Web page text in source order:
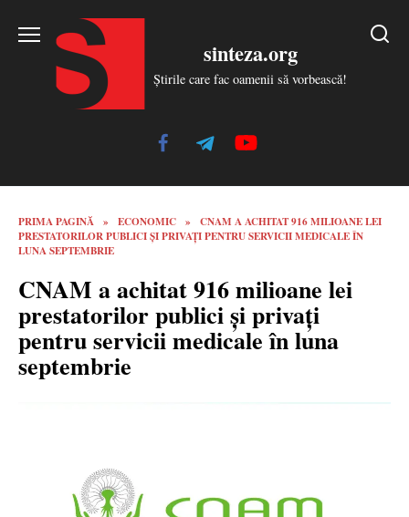
sinteza.org
Știrile care fac oamenii să vorbească!
PRIMA PAGINĂ » ECONOMIC »
CNAM A ACHITAT 916 MILIOANE LEI
PRESTATORILOR PUBLICI ȘI PRIVAȚI PENTRU SERVICII MEDICALE ÎN
LUNA SEPTEMBRIE
CNAM a achitat 916 milioane lei
prestatorilor publici și privați
pentru servicii medicale în luna
septembrie